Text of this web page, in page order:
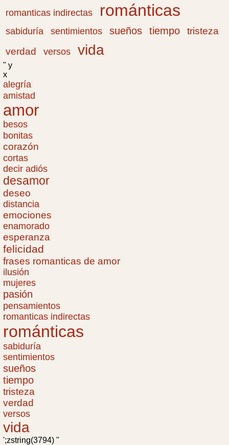
romanticas indirectas románticas
sabiduría sentimientos sueños tiempo
tristeza
verdad
versos vida
" y
x
alegría
amistad
amor
besos
bonitas
corazón
cortas
decir adiós
desamor
deseo
distancia
emociones
enamorado
esperanza
felicidad
frases romanticas de amor
ilusión
mujeres
pasión
pensamientos
romanticas indirectas
románticas
sabiduría
sentimientos
sueños
tiempo
tristeza
verdad
versos
vida
';zstring(3794) "